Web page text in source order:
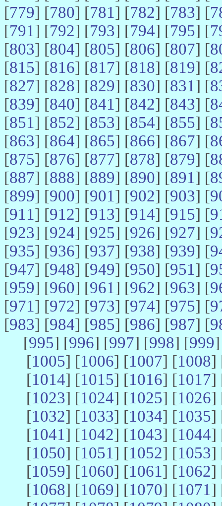
[779] [780] [781] [782] [783] [
[791] [792] [793] [794] [795] [
[803] [804] [805] [806] [807] [
[815] [816] [817] [818] [819] [
[827] [828] [829] [830] [831] [
[839] [840] [841] [842] [843] [
[851] [852] [853] [854] [855] [
[863] [864] [865] [866] [867] [
[875] [876] [877] [878] [879] [
[887] [888] [889] [890] [891] [
[899] [900] [901] [902] [903] [
[911] [912] [913] [914] [915] [
[923] [924] [925] [926] [927] [
[935] [936] [937] [938] [939] [
[947] [948] [949] [950] [951] [
[959] [960] [961] [962] [963] [
[971] [972] [973] [974] [975] [
[983] [984] [985] [986] [987] [
[995] [996] [997] [998] [999
[1005] [1006] [1007] [1008]
[1014] [1015] [1016] [1017]
[1023] [1024] [1025] [1026]
[1032] [1033] [1034] [1035]
[1041] [1042] [1043] [1044]
[1050] [1051] [1052] [1053]
[1059] [1060] [1061] [1062]
[1068] [1069] [1070] [1071]